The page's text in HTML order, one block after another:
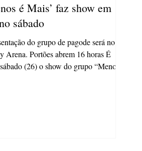
é Mais’ faz show em
sábado
do grupo de pagode será no
Arena. Portões abrem 16 horas É
(26) o show do grupo “Menos é